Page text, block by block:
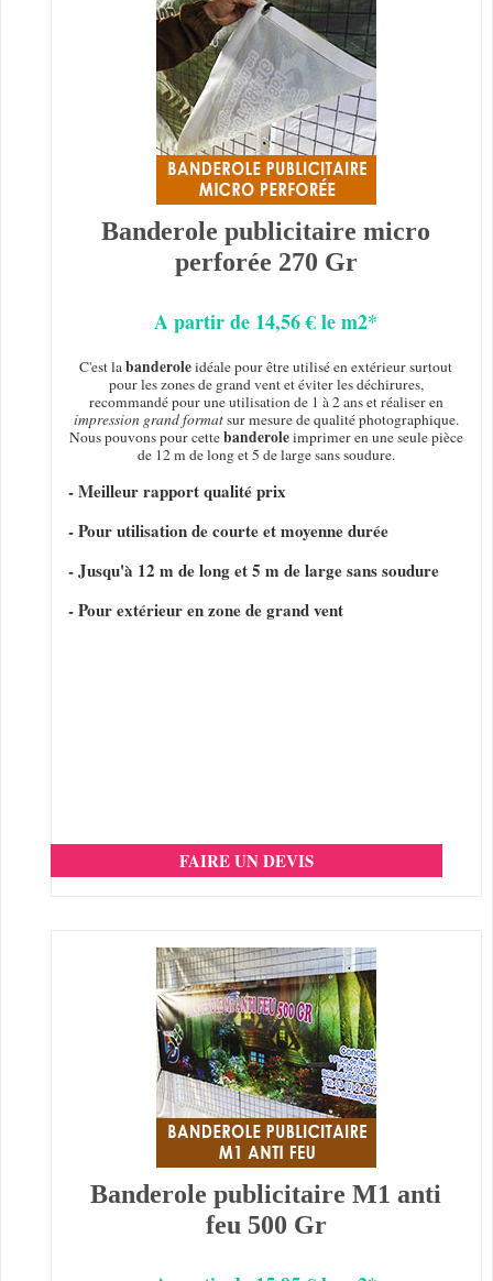
Banderole publicitaire micro
perforée 270 Gr
A partir de 14,56 € le m2*
C'est labanderoleidéale pour être utilisé en extérieur surtout
pour les zones de grand vent et éviter les déchirures,
recommandé pour une utilisation de 1 à 2 ans et réaliser en
impression grand formatsur mesure de qualité photographique.
Nous pouvons pour cettebanderoleimprimer en une seule pièce
de 12 m de long et 5 de large sans soudure.
- Meilleur rapport qualité prix
- Pour utilisation de courte et moyenne durée
- Jusqu'à 12 m de long et 5 m de large sans soudure
- Pour extérieur en zone de grand vent
FAIRE UN DEVIS
Banderole publicitaire M1 anti
feu 500 Gr